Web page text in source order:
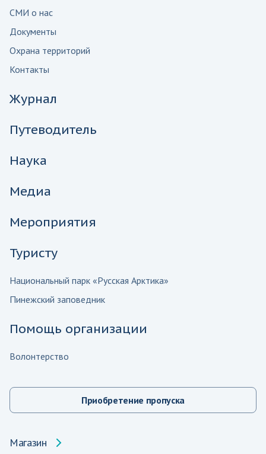
СМИ о нас
Документы
Охрана территорий
Контакты
Журнал
Путеводитель
Наука
Медиа
Мероприятия
Туристу
Национальный парк «Русская Арктика»
Пинежский заповедник
Помощь организации
Волонтерство
Приобретение пропуска
Магазин